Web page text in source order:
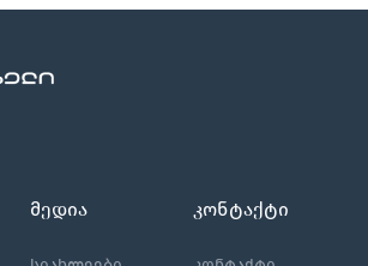
მედია კონტაქტი